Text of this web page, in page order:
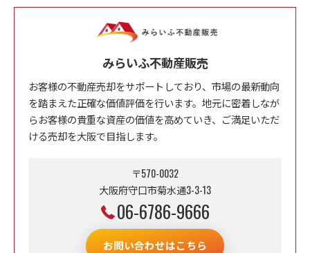
みらいふ不動産販売
お客様の不動産売却をサポートしており、市場の最新動向
を踏まえた正確な価値評価を行います。地元に密着しなが
らお客様の貴重な資産の価値を高めていき、ご満足いただ
ける売却を大阪で目指します。
〒570-0032
大阪府守口市菊水通3-3-13
06-6786-9666
お問い合わせはこちら